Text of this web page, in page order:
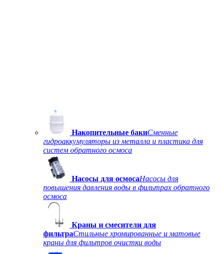
Накопительные бакиСменные
гидроаккумуляторы из металла и пластика для
систем обратного осмоса
Насосы для осмосаНасосы для
повышения давления воды в фильтрах обратного
осмоса
Краны и смесители для
фильтраСтильные хромированные и матовые
краны для фильтров очистки воды